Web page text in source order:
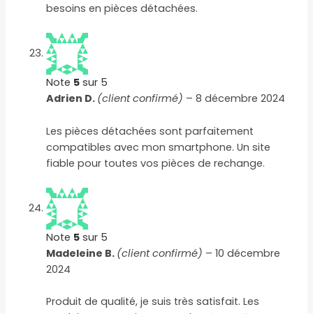
besoins en pièces détachées.
Note 5 sur 5
Adrien D. (client confirmé) – 8 décembre 2024
Les pièces détachées sont parfaitement
compatibles avec mon smartphone. Un site
fiable pour toutes vos pièces de rechange.
Note 5 sur 5
Madeleine B. (client confirmé) – 10 décembre
2024
Produit de qualité, je suis très satisfait. Les